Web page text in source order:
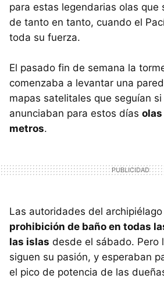
para estas legendarias olas que
de tanto en tanto, cuando el
toda su fuerza.
El pasado fin de semana la
comenzaba a levantar una
mapas satelitales que seguían
anunciaban para estos días olas
metros.
Las autoridades del
prohibición de baño en todas
las islas desde el sábado. Pero
siguen su pasión, y esperaban
el pico de potencia de las